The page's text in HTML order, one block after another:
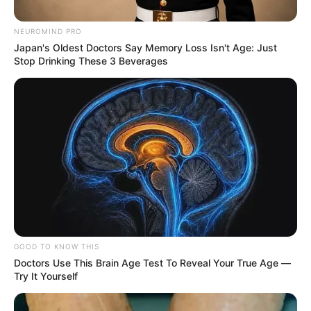
FERNANDO RUIZ
Más de 740.000 migrantes están
afiliados a seguridad social en el país
PANDEMIA EN COLOMBIA
Minsalud advierte que con
nuevas aglomeraciones no
se superará la pandemia
MINISTERIO DE SALUD
NEUROMIND PRO
Japan's Oldest Doctors Say Memory Loss Isn't Age: Just
Stop Drinking These 3 Beverages
GOOD TO KNOW THIS
Doctors Use This Brain Age Test To Reveal Your True Age —
Try It Yourself